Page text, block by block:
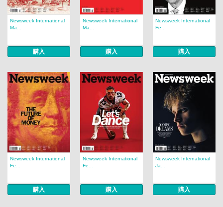
Newsweek International
Ma...
購入
Newsweek International
Ma...
購入
Newsweek International
Fe...
購入
Newsweek International
Fe...
購入
Newsweek International
Fe...
購入
Newsweek International
Ja...
購入